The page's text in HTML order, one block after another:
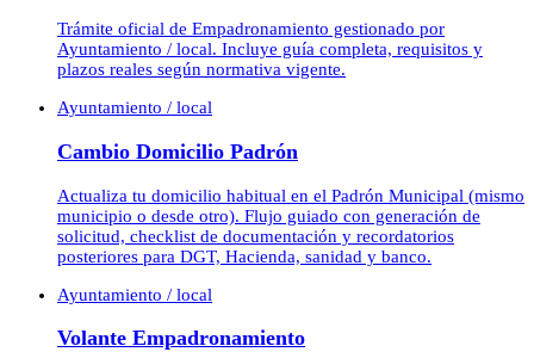
Trámite oficial de Empadronamiento gestionado por
Ayuntamiento / local. Incluye guía completa, requisitos y
plazos reales según normativa vigente.
Ayuntamiento / local
Cambio Domicilio Padrón
Actualiza tu domicilio habitual en el Padrón Municipal (mismo
municipio o desde otro). Flujo guiado con generación de
solicitud, checklist de documentación y recordatorios
posteriores para DGT, Hacienda, sanidad y banco.
Ayuntamiento / local
Volante Empadronamiento